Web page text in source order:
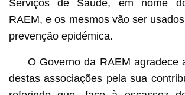
Serviços de Saúde, em nome
RAEM, e os mesmos vão ser
prevenção epidémica.
O Governo da RAEM agradece
destas associações pela sua